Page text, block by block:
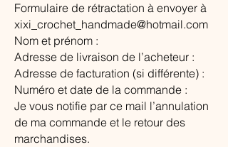
Formulaire de rétractation à envoyer à
xixi_crochet_handmade@hotmail.com
Nom et prénom :
Adresse de livraison de l’acheteur :
Adresse de facturation (si différente) :
Numéro et date de la commande :
Je vous notifie par ce mail l’annulation
de ma commande et le retour des
marchandises.